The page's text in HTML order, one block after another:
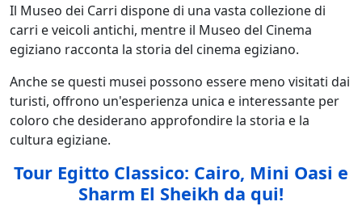
Il Museo dei Carri dispone di una vasta collezione di
carri e veicoli antichi, mentre il Museo del Cinema
egiziano racconta la storia del cinema egiziano.
Anche se questi musei possono essere meno visitati dai
turisti, offrono un'esperienza unica e interessante per
coloro che desiderano approfondire la storia e la
cultura egiziane.
Tour Egitto Classico: Cairo, Mini Oasi e
Sharm El Sheikh da qui!